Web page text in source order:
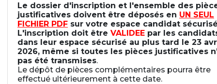
Le dossier d'inscription et l'ensemble des
justificatives doivent être déposés en UN SEUL
FICHIER PDF sur votre espace candidat
L'inscription doit être VALIDEE par les
dans leur espace sécurisé au plus tard le 23
2026, même si toutes les pièces justificatives
pas été transmises.
Le dépôt de pièces complémentaires pourra être
effectué ultérieurement à cette date.